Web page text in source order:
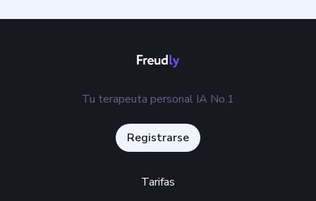
Tu terapeuta personal IA No.1
Registrarse
Tarifas